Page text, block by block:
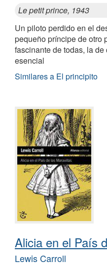
Le petit prince, 1943
Un piloto perdido en el
pequeño príncipe de otro
fascinante de todas, la
esencial
Similares a El principito
Alicia en el País
Lewis Carroll